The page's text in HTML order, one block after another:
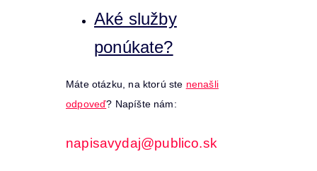
Aké služby
ponúkate?
Máte otázku, na ktorú ste nenašli
odpoveď? Napíšte nám:
napisavydaj@publico.sk